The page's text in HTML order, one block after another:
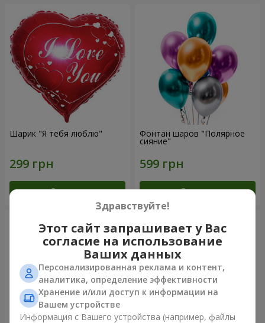
Шарик "Я тебя люблю"
Заказать
Фонтан шаров "Полярное
сияние"
Заказать
Здравствуйте!
Этот сайт запрашивает у Вас
согласие на использование
Ваших данных
Персонализированная реклама и контент,
аналитика, определение эффективности
Хранение и/или доступ к информации на
Вашем устройстве
Информация с Вашего устройства (например, файлы